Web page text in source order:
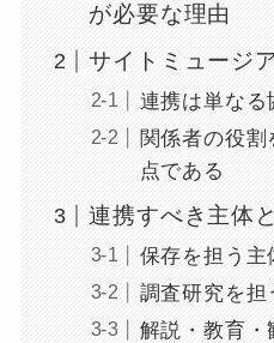
が必要な理由
サイトミュージ
連携は単なる
関係者の役
点である
連携すべき主体
保存を担う主
調査研究を担
解説・教育・